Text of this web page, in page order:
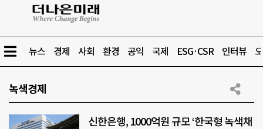
뉴스 경제 사회 환경 공익 국제 ESG·CSR 인터뷰
녹색경제
신한은행, 1000억원 규모 ‘한국형 녹색채